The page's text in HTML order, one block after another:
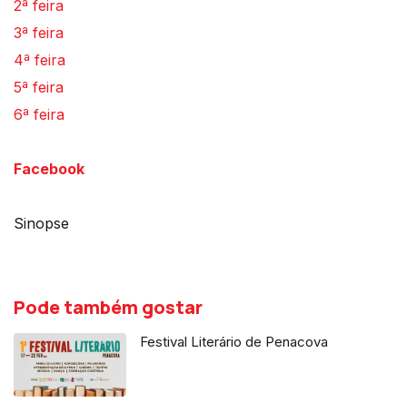
2ª feira
3ª feira
4ª feira
5ª feira
6ª feira
Facebook
Sinopse
Pode também gostar
Festival Literário de Penacova